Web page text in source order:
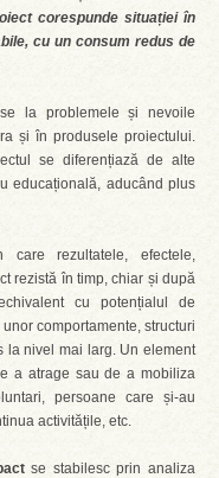
corespunde situației în
cu un consum redus de
la problemele și nevoile
și în produsele proiectului.
se diferențiază de alte
educațională, aducând plus
care rezultatele, efectele,
rezistă în timp, chiar și după
cu potențialul de
comportamente, structuri
la nivel mai larg. Un element
a atrage sau de a mobiliza
persoane care și-au
activitățile, etc.
se stabilesc prin analiza